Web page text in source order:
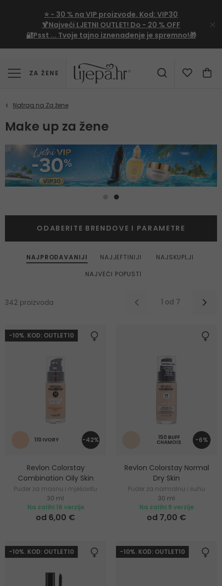
⭐ - 30 % na VIP proizvode. Kod: VIP30
🍹Najveći LJETNI OUTLET! Do - 20 % OFF
🔐Psst ... Tvoje tajno iznenađenje je spremno!🎁
ZA ŽENE
Make up za žene
NAJPRODAVANIJI NAJJEFTINIJI
NAJSKUPLJI
NAJVEĆI POPUSTI
342 proizvoda 1 od 7
ODABERITE BRENDOVE I PARAMETRE
-10%. KOD: OUTLET10
-42%
110 IVORY
Revlon Colorstay
Combination Oily Skin
Puder za masnu i mješovitu
kožu
30 ml
Na zalihi 16 verzije
od 6,00 €
-6%
150 BUFF
CHAMOIS
Revlon Colorstay Normal
Dry Skin
Puder za normalnu i suhu
kožu
30 ml
Na zalihi 9 verzije
od 7,00 €
-10%. KOD: OUTLET10 -10%. KOD: OUTLET10